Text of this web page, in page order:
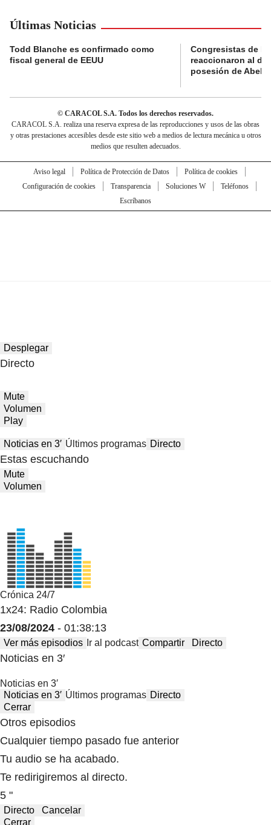
Últimas Noticias
Todd Blanche es confirmado como
fiscal general de EEUU
Congresistas de
reaccionaron al
posesión de
© CARACOL S.A. Todos los derechos reservados.
CARACOL S.A. realiza una reserva expresa de las reproducciones y usos de las obras
y otras prestaciones accesibles desde este sitio web a medios de lectura mecánica u otros
medios que resulten adecuados.
Aviso legal Política de Protección de Datos
Política de cookies
Configuración de cookies
Transparencia Soluciones W
Teléfonos
Escríbanos
Desplegar
Directo
Mute
Volumen
Play
Noticias en 3′ Últimos programas Directo
Estas escuchando
Mute
Volumen
Crónica 24/7
1x24: Radio Colombia
23/08/2024 - 01:38:13
Ver más episodios Ir al podcast Compartir Directo
Noticias en 3′
Noticias en 3′
Noticias en 3′ Últimos programas Directo
Cerrar
Otros episodios
Cualquier tiempo pasado fue anterior
Tu audio se ha acabado.
Te redirigiremos al directo.
5 "
Directo
Cancelar
Cerrar